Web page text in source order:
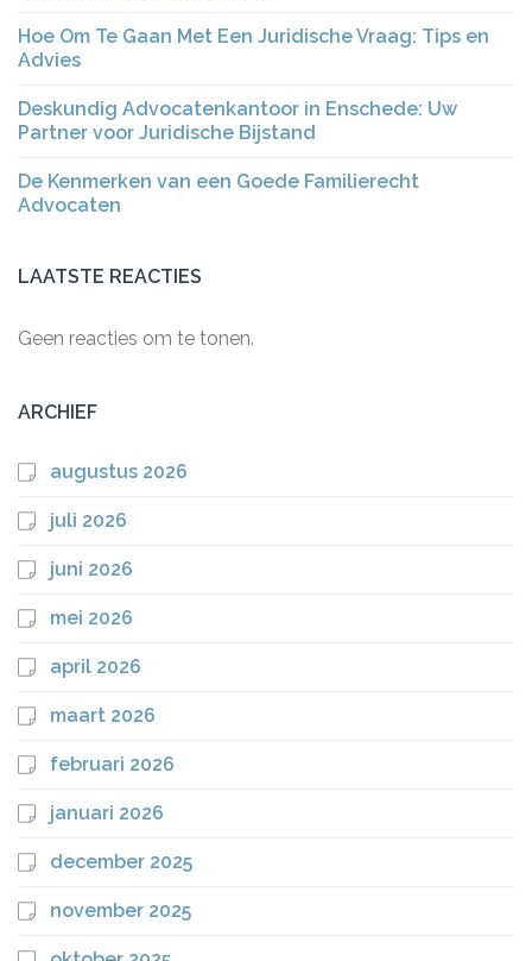
Hoe Om Te Gaan Met Een Juridische Vraag: Tips en
Advies
Deskundig Advocatenkantoor in Enschede: Uw
Partner voor Juridische Bijstand
De Kenmerken van een Goede Familierecht
Advocaten
LAATSTE REACTIES
Geen reacties om te tonen.
ARCHIEF
augustus 2026
juli 2026
juni 2026
mei 2026
april 2026
maart 2026
februari 2026
januari 2026
december 2025
november 2025